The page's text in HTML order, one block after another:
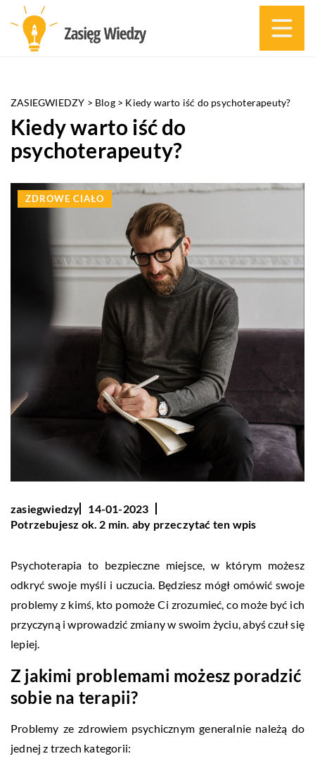
ZASIEGWIEDZY > Blog> Kiedy warto iść do psychoterapeuty?
Kiedy warto iść do
psychoterapeuty?
ZDROWE CIAŁO
zasiegwiedzy
14-01-2023
Potrzebujesz ok. 2 min. aby przeczytać ten wpis
Psychoterapia to bezpieczne miejsce, w którym możesz
odkryć swoje myśli i uczucia. Będziesz mógł omówić swoje
problemy z kimś, kto pomoże Ci zrozumieć, co może być ich
przyczyną i wprowadzić zmiany w swoim życiu, abyś czuł się
lepiej.
Z jakimi problemami możesz poradzić
sobie na terapii?
Problemy ze zdrowiem psychicznym generalnie należą do
jednej z trzech kategorii: